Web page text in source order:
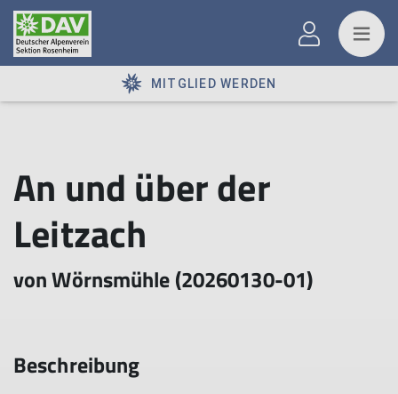
MITGLIED WERDEN
An und über der
Leitzach
von Wörnsmühle (20260130-01)
Beschreibung